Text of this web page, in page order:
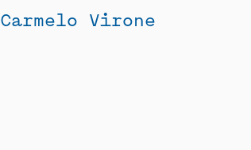
Carmelo Virone